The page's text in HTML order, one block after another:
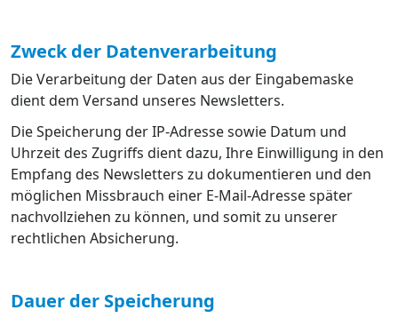
Zweck der Datenverarbeitung
Die Verarbeitung der Daten aus der Eingabemaske
dient dem Versand unseres Newsletters.
Die Speicherung der IP-Adresse sowie Datum und
Uhrzeit des Zugriffs dient dazu, Ihre Einwilligung in den
Empfang des Newsletters zu dokumentieren und den
möglichen Missbrauch einer E-Mail-Adresse später
nachvollziehen zu können, und somit zu unserer
rechtlichen Absicherung.
Dauer der Speicherung